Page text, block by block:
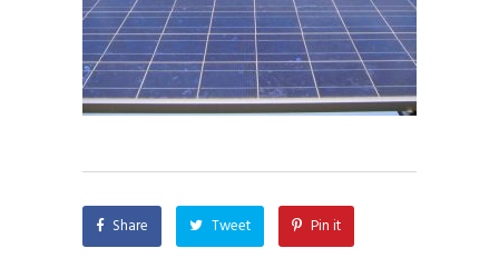
Share Tweet Pin it